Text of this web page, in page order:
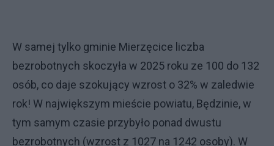
W samej tylko gminie Mierzęcice liczba
bezrobotnych skoczyła w 2025 roku ze 100 do 132
osób, co daje szokujący wzrost o 32% w zaledwie
rok! W największym mieście powiatu, Będzinie, w
tym samym czasie przybyło ponad dwustu
bezrobotnych (wzrost z 1027 na 1242 osoby). W